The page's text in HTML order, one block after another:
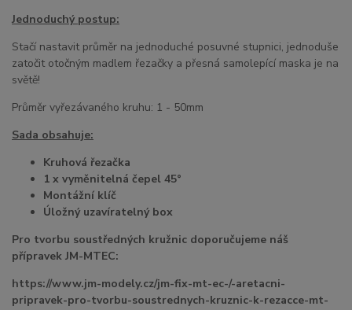
Jednoduchý postup:
Stačí nastavit průměr na jednoduché posuvné stupnici, jednoduše
zatočit otočným madlem řezačky a přesná samolepící maska je na
světě!
Průměr vyřezávaného kruhu: 1 - 50mm
Sada obsahuje:
Kruhová řezačka
1 x vyměnitelná čepel 45°
Montážní klíč
Úložný uzavíratelný box
Pro tvorbu soustředných kružnic doporučujeme náš
přípravek JM-MTEC:
https://www.jm-modely.cz/jm-fix-mt-ec-/-aretacni-
pripravek-pro-tvorbu-soustrednych-kruznic-k-rezacce-mt-